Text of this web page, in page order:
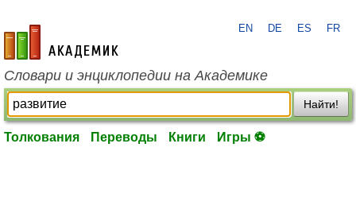
academic.ru
EN DE ES FR
Словари и энциклопедии на Академике
Найти!
Толкования Переводы Книги Игры ⚽